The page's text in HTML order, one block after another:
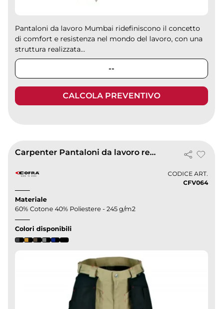
Pantaloni da lavoro Mumbai ridefiniscono il concetto
di comfort e resistenza nel mondo del lavoro, con una
struttura realizzata...
--
CALCOLA PREVENTIVO
Carpenter Pantaloni da lavoro resistenti con tasche multiple
CODICE ART.
CFV064
Materiale
60% Cotone 40% Poliestere - 245 g/m2
Colori disponibili